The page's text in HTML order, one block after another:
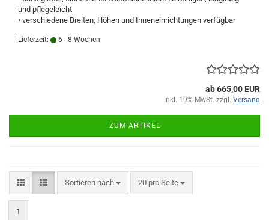
und pflegeleicht
• verschiedene Breiten, Höhen und Inneneinrichtungen verfügbar
Lieferzeit: 6 - 8 Wochen
ab 665,00 EUR
inkl. 19% MwSt. zzgl. Versand
ZUM ARTIKEL
Sortieren nach
Sortieren nach 20 pro Seite
pro Seite
1